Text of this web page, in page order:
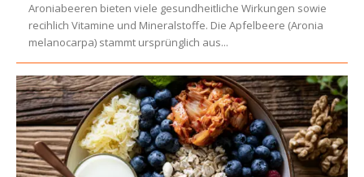
Aroniabeeren bieten viele gesundheitliche Wirkungen sowie
recihlich Vitamine und Mineralstoffe. Die Apfelbeere (Aronia
melanocarpa) stammt ursprünglich aus...